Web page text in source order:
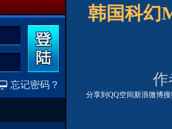
忘记密码？
韩国科幻
作
分享到 QQ空间新浪微博